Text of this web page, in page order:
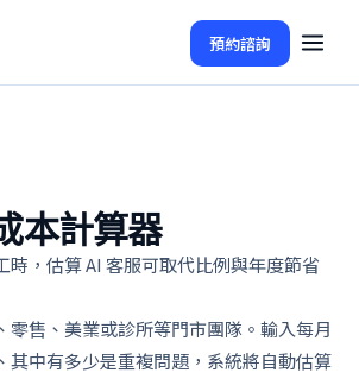
預約諮詢
本計算器
時，估算 AI 客服可取代比例與年度節省
零售、美業或診所等門市團隊。輸入每月
其中有多少是重複問題，系統將自動估算